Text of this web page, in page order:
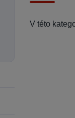
V této